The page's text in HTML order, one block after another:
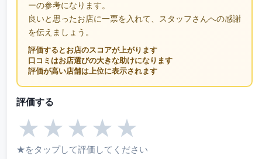
ーの参考になります。
良いと思ったお店に一票を入れて、スタッフさんへの感謝
を伝えましょう。
評価するとお店のスコアが上がります
口コミはお店選びの大きな助けになります
評価が高い店舗は上位に表示されます
評価する
★ ★ ★ ★ ★
★をタップして評価してください